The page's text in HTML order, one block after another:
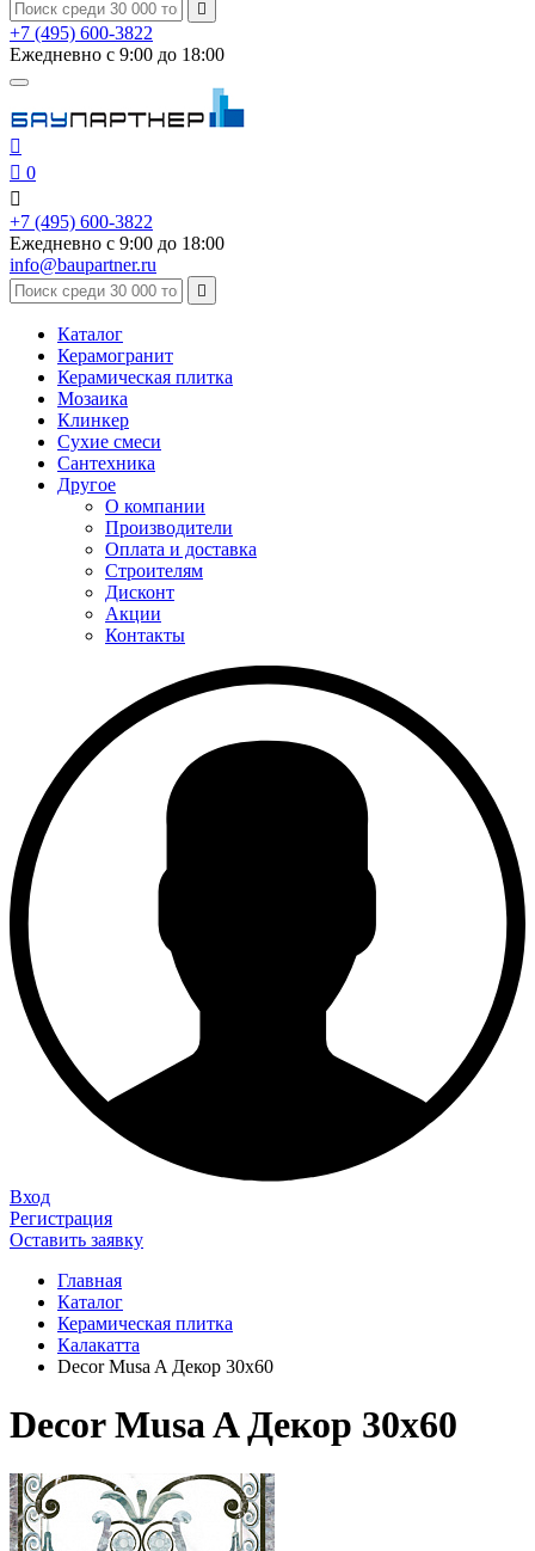

+7 (495) 600-3822
Ежедневно с 9:00 до 18:00

 0

+7 (495) 600-3822
Ежедневно с 9:00 до 18:00
info@baupartner.ru

Каталог
Керамогранит
Керамическая плитка
Мозаика
Клинкер
Сухие смеси
Сантехника
Другое
О компании
Производители
Оплата и доставка
Строителям
Дисконт
Акции
Контакты
Вход
Регистрация
Оставить заявку
Главная
Каталог
Керамическая плитка
Калакатта
Decor Musa A Декор 30x60
Decor Musa A Декор 30x60